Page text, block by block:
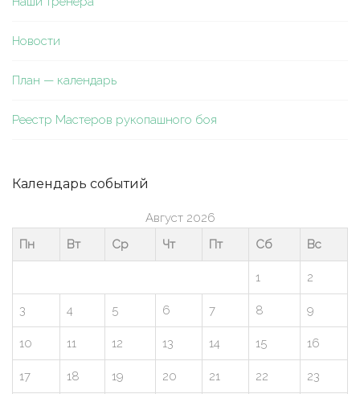
Новости
План — календарь
Реестр Мастеров рукопашного боя
Календарь событий
Август 2026
Пн
Вт Ср Чт Пт Сб Вс
1 2
3 4 5 6 7 8 9
10 11 12 13 14 15 16
17 18 19 20 21 22 23